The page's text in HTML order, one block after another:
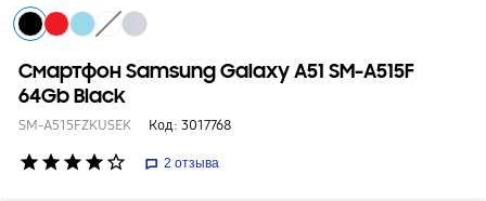
Смартфон Samsung Galaxy A51 SM-A515F
64Gb Black
SM-A515FZKUSEK Код: 3017768
star star star star star_border 2 отзыва